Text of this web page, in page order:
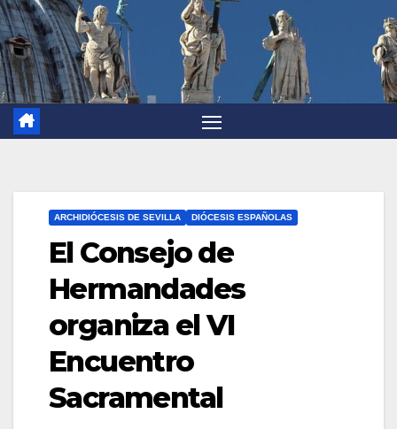
ARCHIDIÓCESIS DE SEVILLA DIÓCESIS ESPAÑOLAS
El Consejo de
Hermandades
organiza el VI
Encuentro
Sacramental